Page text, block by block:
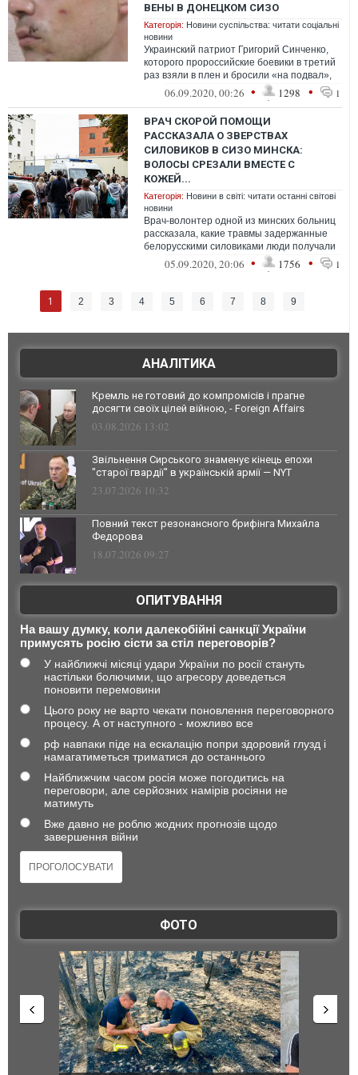
ВЕНЫ В ДОНЕЦКОМ СИЗО
Категорія: Новини суспільства: читати соціальні
новини
Украинский патриот Григорий Синченко,
которого пророссийские боевики в третий
раз взяли в плен и бросили «на подвал»,
вскрыл себе вены
06.09.2020, 00:26 • 1298 • 1
ВРАЧ СКОРОЙ ПОМОЩИ
РАССКАЗАЛА О ЗВЕРСТВАХ
СИЛОВИКОВ В СИЗО МИНСКА:
ВОЛОСЫ СРЕЗАЛИ ВМЕСТЕ С
КОЖЕЙ...
Категорія: Новини в світі: читати останні світові
новини
Врач-волонтер одной из минских больниц
рассказала, какие травмы задержанные
белорусскими силовиками люди получали
в СИЗО05.09.2020, 20:06 • 1756 • 1
1 2 3 4 5 6 7 8 9
АНАЛІТИКА
Кремль не готовий до компромісів і прагне
досягти своїх цілей війною, - Foreign Affairs
03.08.2026 13:02
Звільнення Сирського знаменує кінець епохи
"старої гвардії" в українській армії — NYT
23.07.2026 10:32
Повний текст резонансного брифінга Михайла
Федорова
18.07.2026 09:27
ОПИТУВАННЯ
На вашу думку, коли далекобійні санкції України
примусять росію сісти за стіл переговорів?
У найближчі місяці удари України по росії стануть
настільки болючими, що агресору доведеться
поновити перемовини
Цього року не варто чекати поновлення переговорного
процесу. А от наступного - можливо все
рф навпаки піде на ескалацію попри здоровий глузд і
намагатиметься триматися до останнього
Найближчим часом росія може погодитись на
переговори, але серйозних намірів росіяни не
матимуть
Вже давно не роблю жодних прогнозів щодо
завершення війни
ФОТО